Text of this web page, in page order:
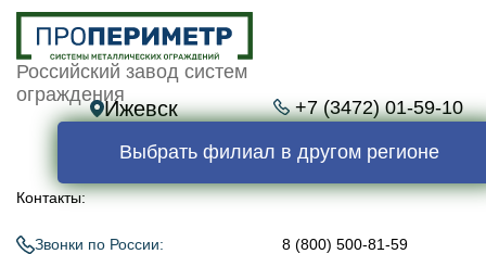
Российский завод систем
ограждения
Ижевск +7 (3472) 01-59-10
Выбрать филиал в другом регионе
Контакты:
Звонки по России: 8 (800) 500-81-59